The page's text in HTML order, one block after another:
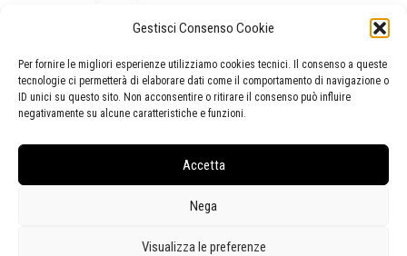
Gestisci Consenso Cookie
Per fornire le migliori esperienze utilizziamo cookies tecnici. Il consenso a queste
tecnologie ci permetterà di elaborare dati come il comportamento di navigazione o
ID unici su questo sito. Non acconsentire o ritirare il consenso può influire
negativamente su alcune caratteristiche e funzioni.
Accetta
Nega
Visualizza le preferenze
anche una significativa presenza di autori del luogo
o che hanno avuto legami di varia natura con questa
terra e di opere che hanno come soggetto i paesaggi
locali. La GAMC possiede la più importante raccolta
pubblica di opere diLorenzo Viani
esponente dell’Espressionismo europeo.